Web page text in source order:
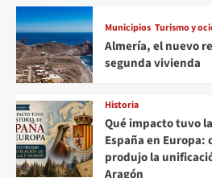
Municipios Turismo y
Almería, el nuevo
segunda vivienda
Historia
Qué impacto tuvo
España en Europa:
produjo la
Aragón